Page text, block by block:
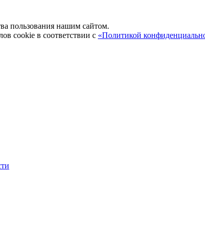
пользования нашим сайтом.
cookie в соответствии с «Политикой